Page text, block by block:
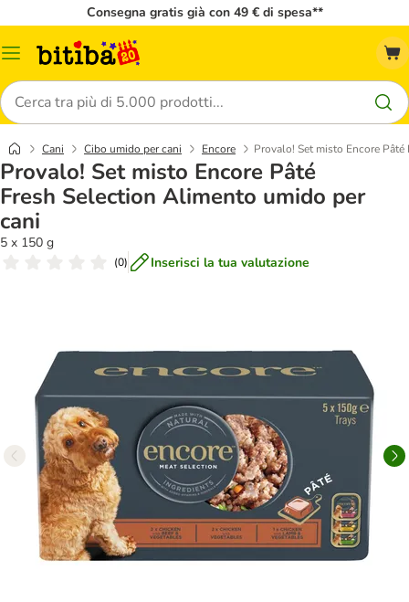
Consegna gratis già con 49 € di spesa**
Overview
Cerca
Cani Cibo umido per cani Encore Provalo! Set misto Encore
Provalo! Set misto Encore Pâté
Fresh Selection Alimento umido per
cani
5 x 150 g
(0) Inserisci la tua valutazione